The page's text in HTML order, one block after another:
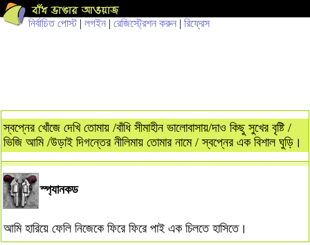
নির্বাচিত পোস্ট| লগইন | রেজিস্ট্রেশন করুন | রিফ্রেস
স্বপ্নের খোঁজে দেখি তোমায় /বাঁধি সীমাহীন ভালোবাসায়/দাও কিছু সুখের বৃষ্টি /
ভিজি আমি /উড়াই দিগন্তের নীলিমায় তোমার নামে / স্বপ্নের এক বিশাল ঘুড়ি।
স্প্যানকড
আমি হারিয়ে ফেলি নিজেকে ফিরে ফিরে পাই এক চিলতে হাসিতে।